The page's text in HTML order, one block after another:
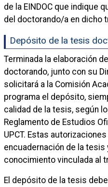
de la EINDOC que indique
del doctorando/a en dicho
Depósito de la tesis
Terminada la elaboración
doctorando, junto con su
solicitará a la Comisión
programa el depósito,
calidad de la tesis, según
Reglamento de Estudios
UPCT. Estas
encuadernación de la tesis
conocimiento vinculada al
El depósito de la tesis